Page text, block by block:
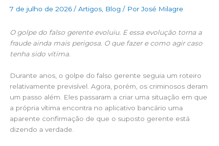
7 de julho de 2026 / Artigos Blog / PorJosé Milagre
O golpe do falso gerente evoluiu. E essa evolução torna a
fraude ainda mais perigosa. O que fazer e como agir caso
tenha sido vítima.
Durante anos, o golpe do falso gerente seguia um roteiro
relativamente previsível. Agora, porém, os criminosos deram
um passo além. Eles passaram a criar uma situação em que
a própria vítima encontra no aplicativo bancário uma
aparente confirmação de que o suposto gerente está
dizendo a verdade.